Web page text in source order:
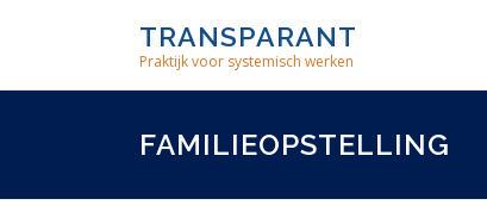
TRANSPARANT
Praktijk voor systemisch werken
FAMILIEOPSTELLING